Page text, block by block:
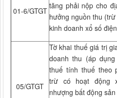
01-6/GTGT
tăng phải nộp cho
hưởng nguồn thu
kinh doanh xổ số
05/GTGT
Tờ khai thuế giá trị
doanh thu (áp
thuế tính thuế theo
trừ có hoạt động
nhượng bất động